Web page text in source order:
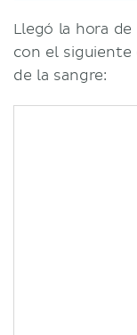
Llegó la hora
con el siguiente
de la sangre: